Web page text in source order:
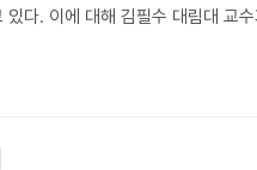
다. 이에 대해 김필수 대림대 교